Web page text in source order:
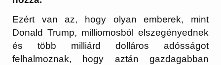
Ezért van az, hogy olyan emberek, mint
Donald Trump, milliomosból elszegényednek
és több milliárd dolláros adósságot
felhalmoznak, hogy aztán gazdagabban